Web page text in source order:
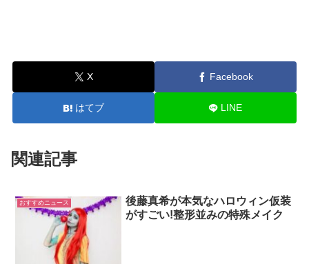
X Facebook
はてブ LINE
関連記事
おすすめニュース
後藤真希が本気なハロウィン仮装
がすごい!整形並みの特殊メイク